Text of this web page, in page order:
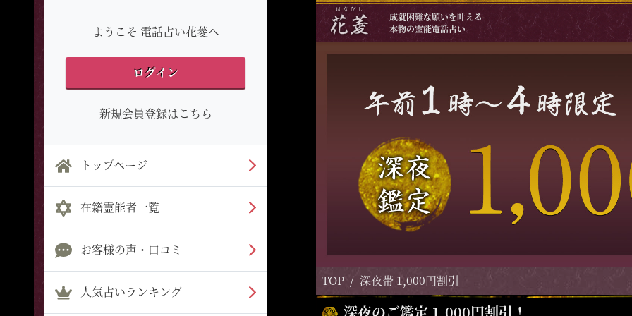
ようこそ 電話占い花菱へ
ログイン
新規会員登録はこちら
トップページ
在籍霊能者一覧
お客様の声・口コミ
人気占いランキング
成就困難な願いを叶える
本物の霊能電話占い
TOP 深夜帯 1,000円割引